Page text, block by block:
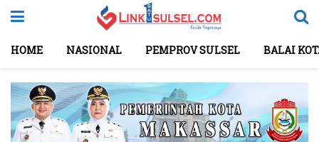
HOME NASIONAL PEMPROV SULSEL BALAI